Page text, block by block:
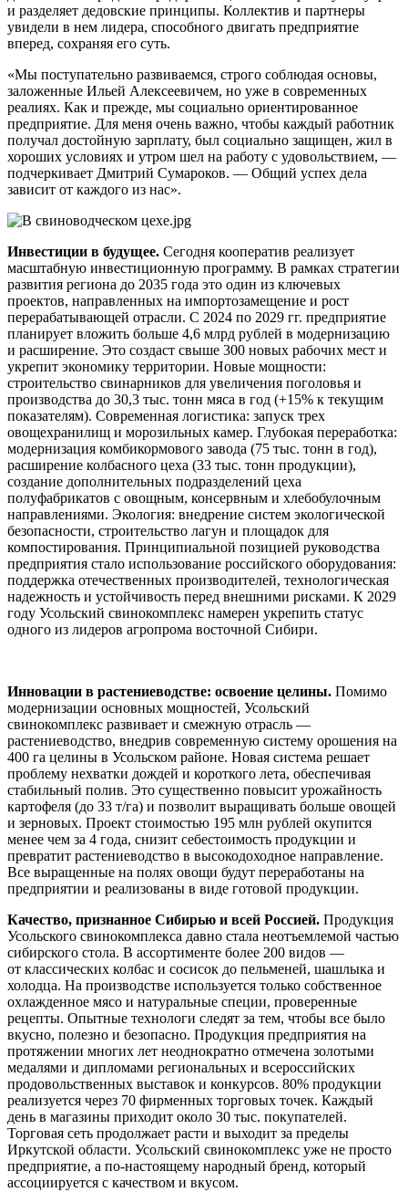
и разделяет дедовские принципы. Коллектив и партнеры
увидели в нем лидера, способного двигать предприятие
вперед, сохраняя его суть.
«Мы поступательно развиваемся, строго соблюдая основы,
заложенные Ильей Алексеевичем, но уже в современных
реалиях. Как и прежде, мы социально ориентированное
предприятие. Для меня очень важно, чтобы каждый работник
получал достойную зарплату, был социально защищен, жил в
хороших условиях и утром шел на работу с удовольствием, —
подчеркивает Дмитрий Сумароков. — Общий успех дела
зависит от каждого из нас».
Инвестиции в будущее. Сегодня кооператив реализует
масштабную инвестиционную программу. В рамках стратегии
развития региона до 2035 года это один из ключевых
проектов, направленных на импортозамещение и рост
перерабатывающей отрасли. С 2024 по 2029 гг. предприятие
планирует вложить больше 4,6 млрд рублей в модернизацию
и расширение. Это создаст свыше 300 новых рабочих мест и
укрепит экономику территории. Новые мощности:
строительство свинарников для увеличения поголовья и
производства до 30,3 тыс. тонн мяса в год (+15% к текущим
показателям). Современная логистика: запуск трех
овощехранилищ и морозильных камер. Глубокая переработка:
модернизация комбикормового завода (75 тыс. тонн в год),
расширение колбасного цеха (33 тыс. тонн продукции),
создание дополнительных подразделений цеха
полуфабрикатов с овощным, консервным и хлебобулочным
направлениями. Экология: внедрение систем экологической
безопасности, строительство лагун и площадок для
компостирования. Принципиальной позицией руководства
предприятия стало использование российского оборудования:
поддержка отечественных производителей, технологическая
надежность и устойчивость перед внешними рисками. К 2029
году Усольский свинокомплекс намерен укрепить статус
одного из лидеров агропрома восточной Сибири.
Инновации в растениеводстве: освоение целины. Помимо
модернизации основных мощностей, Усольский
свинокомплекс развивает и смежную отрасль —
растениеводство, внедрив современную систему орошения на
400 га целины в Усольском районе. Новая система решает
проблему нехватки дождей и короткого лета, обеспечивая
стабильный полив. Это существенно повысит урожайность
картофеля (до 33 т/га) и позволит выращивать больше овощей
и зерновых. Проект стоимостью 195 млн рублей окупится
менее чем за 4 года, снизит себестоимость продукции и
превратит растениеводство в высокодоходное направление.
Все выращенные на полях овощи будут переработаны на
предприятии и реализованы в виде готовой продукции.
Качество, признанное Сибирью и всей Россией. Продукция
Усольского свинокомплекса давно стала неотъемлемой частью
сибирского стола. В ассортименте более 200 видов —
от классических колбас и сосисок до пельменей, шашлыка и
холодца. На производстве используется только собственное
охлажденное мясо и натуральные специи, проверенные
рецепты. Опытные технологи следят за тем, чтобы все было
вкусно, полезно и безопасно. Продукция предприятия на
протяжении многих лет неоднократно отмечена золотыми
медалями и дипломами региональных и всероссийских
продовольственных выставок и конкурсов. 80% продукции
реализуется через 70 фирменных торговых точек. Каждый
день в магазины приходит около 30 тыс. покупателей.
Торговая сеть продолжает расти и выходит за пределы
Иркутской области. Усольский свинокомплекс уже не просто
предприятие, а по-настоящему народный бренд, который
ассоциируется с качеством и вкусом.